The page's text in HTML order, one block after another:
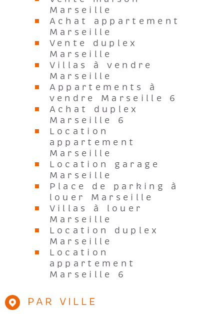
Marseille
Achat appartement
Marseille
Vente duplex
Marseille
Villas à vendre
Marseille
Appartements à
vendre Marseille 6
Achat duplex
Marseille 6
Location
appartement
Marseille
Location garage
Marseille
Place de parking à
louer Marseille
Villas à louer
Marseille
Location duplex
Marseille
Location
appartement
Marseille 6
PAR VILLE